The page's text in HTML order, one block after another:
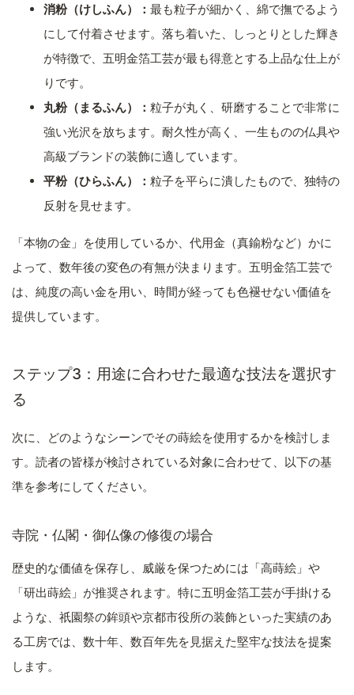
消粉（けしふん）： 最も粒子が細かく、綿で撫でるよう
にして付着させます。落ち着いた、しっとりとした輝き
が特徴で、五明金箔工芸が最も得意とする上品な仕上が
りです。
丸粉（まるふん）： 粒子が丸く、研磨することで非常に
強い光沢を放ちます。耐久性が高く、一生ものの仏具や
高級ブランドの装飾に適しています。
平粉（ひらふん）： 粒子を平らに潰したもので、独特の
反射を見せます。
「本物の金」を使用しているか、代用金（真鍮粉など）かに
よって、数年後の変色の有無が決まります。五明金箔工芸で
は、純度の高い金を用い、時間が経っても色褪せない価値を
提供しています。
ステップ3：用途に合わせた最適な技法を選択す
る
次に、どのようなシーンでその蒔絵を使用するかを検討しま
す。読者の皆様が検討されている対象に合わせて、以下の基
準を参考にしてください。
寺院・仏閣・御仏像の修復の場合
歴史的な価値を保存し、威厳を保つためには「高蒔絵」や
「研出蒔絵」が推奨されます。特に五明金箔工芸が手掛ける
ような、祇園祭の鉾頭や京都市役所の装飾といった実績のあ
る工房では、数十年、数百年先を見据えた堅牢な技法を提案
します。